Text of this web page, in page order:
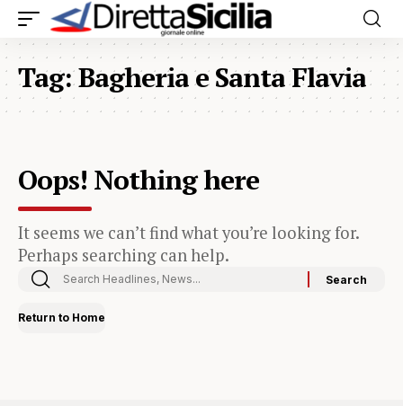
Tag:Bagheria e Santa Flavia
Oops! Nothing here
It seems we can’t find what you’re looking for.
Perhaps searching can help.
Return to Home